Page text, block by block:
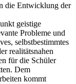
die Entwicklung der
geistige
Probleme und
selbstbestimmtes
realitätsnahen
für die Schüler
Dem
kommt